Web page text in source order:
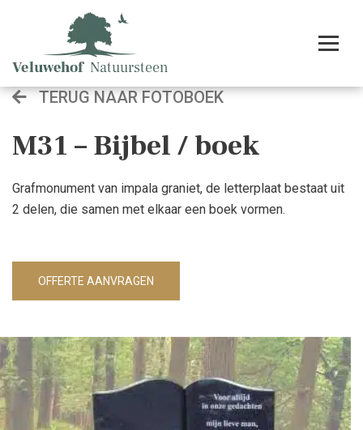
TERUG NAAR FOTOBOEK
M31 – Bijbel / boek
Grafmonument van impala graniet, de letterplaat bestaat uit
2 delen, die samen met elkaar een boek vormen.
OFFERTE AANVRAGEN